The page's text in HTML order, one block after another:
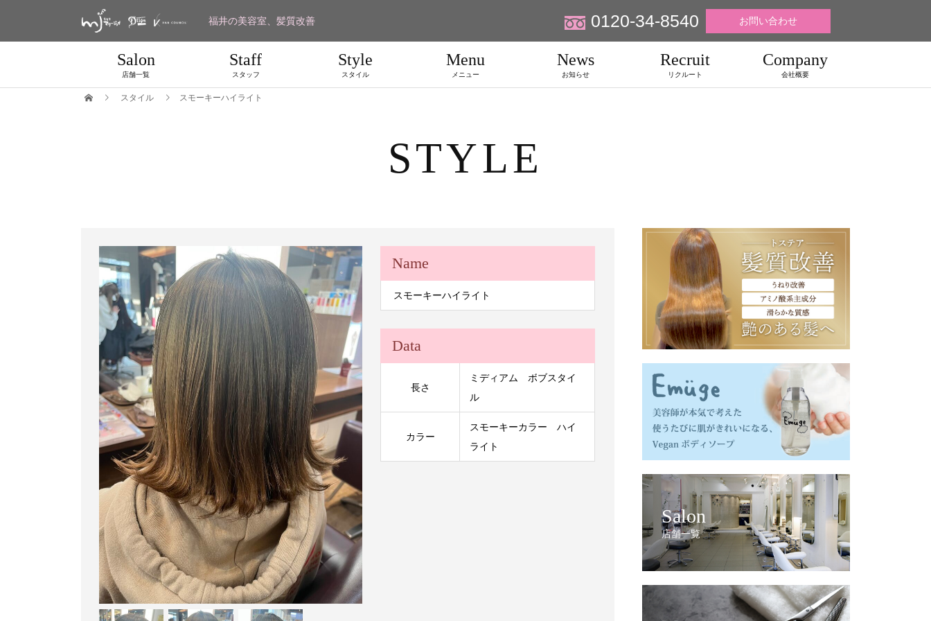
福井の美容室、髪質改善 0120-34-8540 お問い合わせ
Salon
店舗一覧
Staff
スタッフ
Style
スタイル
Menu
メニュー
News
お知らせ
Recruit
リクルート
Company
会社概要
スタイル スモーキーハイライト
STYLE
Name
スモーキーハイライト
Data
長さ
ミディアム ボブスタイ
ル
カラー
スモーキーカラー ハイ
ライト
Salon
店舗一覧